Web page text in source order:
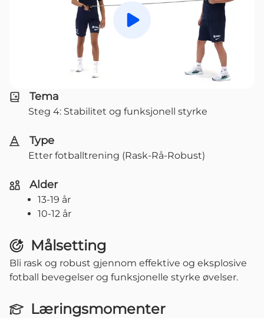
Spill av
Tema
Steg 4: Stabilitet og funksjonell styrke
Type
Etter fotballtrening (Rask-Rå-Robust)
Alder
13-19 år
10-12 år
Målsetting
Bli rask og robust gjennom effektive og eksplosive
fotball bevegelser og funksjonelle styrke øvelser.
Læringsmomenter